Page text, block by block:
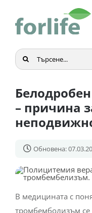
content
Търсене
...
– причина
Обновена:
В медицината с
тромбемболизъм се